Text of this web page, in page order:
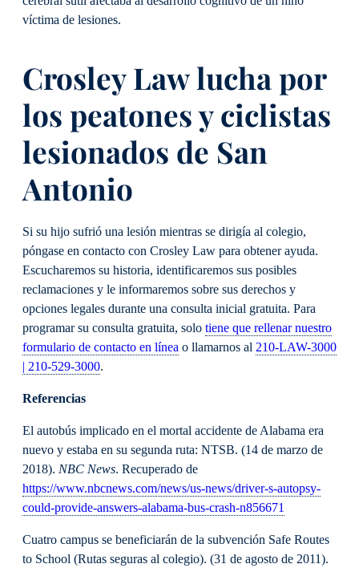
víctima de lesiones.
Crosley Law lucha por
los peatones y ciclistas
lesionados de San
Antonio
Si su hijo sufrió una lesión mientras se dirigía al colegio,
póngase en contacto con Crosley Law para obtener ayuda.
Escucharemos su historia, identificaremos sus posibles
reclamaciones y le informaremos sobre sus derechos y
opciones legales durante una consulta inicial gratuita. Para
programar su consulta gratuita, solo tiene que rellenar nuestro
formulario de contacto en línea o llamarnos al 210-LAW-3000
| 210-529-3000.
Referencias
El autobús implicado en el mortal accidente de Alabama era
nuevo y estaba en su segunda ruta: NTSB. (14 de marzo de
2018). NBC News. Recuperado de
https://www.nbcnews.com/news/us-news/driver-s-autopsy-
could-provide-answers-alabama-bus-crash-n856671
Cuatro campus se beneficiarán de la subvención Safe Routes
to School (Rutas seguras al colegio). (31 de agosto de 2011).